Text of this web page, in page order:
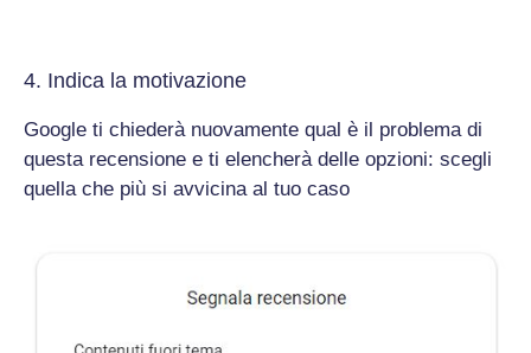
4. Indica la motivazione
Google ti chiederà nuovamente qual è il problema di
questa recensione e ti elencherà delle opzioni: scegli
quella che più si avvicina al tuo caso